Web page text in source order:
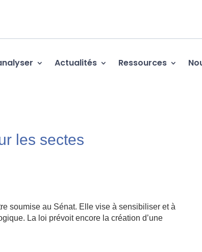
Actualités Ressources
les sectes
soumise au Sénat. Elle vise à sensibiliser et à
La loi prévoit encore la création d’une